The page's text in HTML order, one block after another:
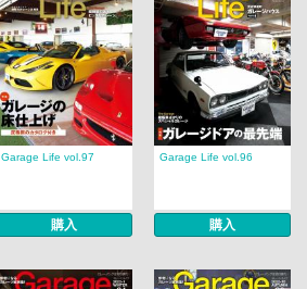
Garage Life vol.97
購入
Garage Life vol.96
購入